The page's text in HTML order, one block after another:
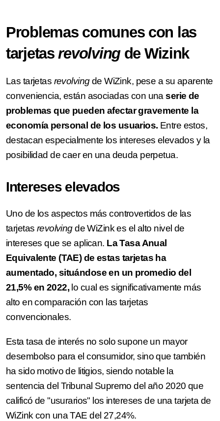
Problemas comunes con las
tarjetasrevolving de Wizink
Las tarjetas revolvingde WiZink, pese a su aparente
conveniencia, están asociadas con unaserie de
problemas que pueden afectar gravemente la
economía personal de los usuarios. Entre estos,
destacan especialmente los intereses elevados y la
posibilidad de caer en una deuda perpetua.
Intereses elevados
Uno de los aspectos más controvertidos de las
tarjetas revolvingde WiZink es el alto nivel de
intereses que se aplican. La Tasa Anual
Equivalente (TAE) de estas tarjetas ha
aumentado, situándose en un promedio del
21,5% en 2022, lo cual es significativamente más
alto en comparación con las tarjetas
convencionales.
Esta tasa de interés no solo supone un mayor
desembolso para el consumidor, sino que también
ha sido motivo de litigios, siendo notable la
sentencia del Tribunal Supremo del año 2020 que
calificó de "usurarios" los intereses de una tarjeta de
WiZink con una TAE del 27,24%.